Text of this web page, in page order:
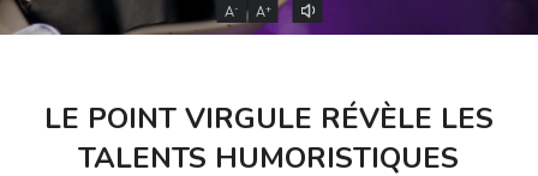
A- A+
LE POINT VIRGULE RÉVÈLE LES
TALENTS HUMORISTIQUES